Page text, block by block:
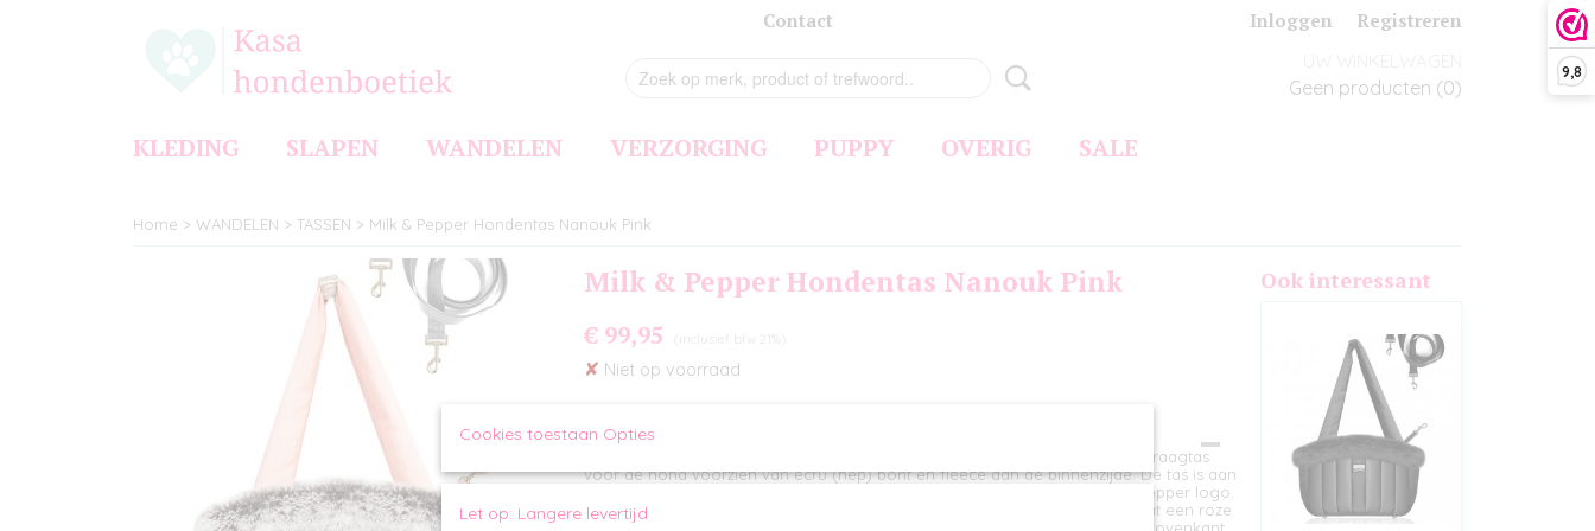
9,8
Contact Inloggen Registreren
Geen producten (0)
KLEDING SLAPEN WANDELEN VERZORGING PUPPY OVERIG SALE
Home > WANDELEN > TASSEN > Milk & Pepper Hondentas Nanouk Pink
Milk & Pepper Hondentas Nanouk Pink
€ 99,95 (inclusief btw 21%)
✘ Niet op voorraad
Omschrijving
Milk & Pepper Hondentas Nanouk Pink is een warme lichtroze gewatteerde draagtas
voor de hond voorzien van ecru (nep) bont en fleece aan de binnenzijde. De tas is aan
de buitenzijde gemaakt van lichtroze gematteerd nylon met gouden Milk&Pepper logo.
De binnenzijde is voorzien van ecru (nep) bont en zacht roze fleece en bevat een roze
Ook interessant
Cookies toestaan Opties
Let op: Langere levertijd